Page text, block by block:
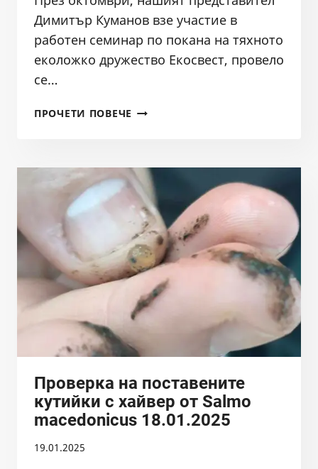
Димитър Куманов взе участие в
работен семинар по покана на тяхното
еколожко дружество Екосвест, провело
се…
ПРОЧЕТИ ПОВЕЧЕ УЧАСТИЕ
В
МАКЕДОНИЯ,
НАЦИОНАЛЕН
ПАРК
„МАВРОВО“
И
НАЦИОНАЛЕН
ПАРК
„ШАР
ПЛАНИНА“
–
10.2024
Проверка на поставените
кутийки с хайвер от Salmo
macedonicus 18.01.2025
19.01.2025